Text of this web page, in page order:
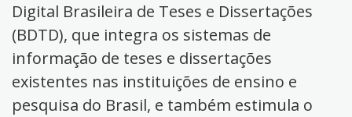
Digital Brasileira de Teses e Dissertações
(BDTD), que integra os sistemas de
informação de teses e dissertações
existentes nas instituições de ensino e
pesquisa do Brasil, e também estimula o